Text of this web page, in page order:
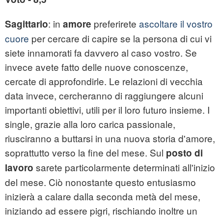
Sagittario: in amore preferirete ascoltare il vostro
cuore per cercare di capire se la persona di cui vi
siete innamorati fa davvero al caso vostro. Se
invece avete fatto delle nuove conoscenze,
cercate di approfondirle. Le relazioni di vecchia
data invece, cercheranno di raggiungere alcuni
importanti obiettivi, utili per il loro futuro insieme. I
single, grazie alla loro carica passionale,
riusciranno a buttarsi in una nuova storia d'amore,
soprattutto verso la fine del mese. Sul posto di
lavoro sarete particolarmente determinati all'inizio
del mese. Ciò nonostante questo entusiasmo
inizierà a calare dalla seconda metà del mese,
iniziando ad essere pigri, rischiando inoltre un